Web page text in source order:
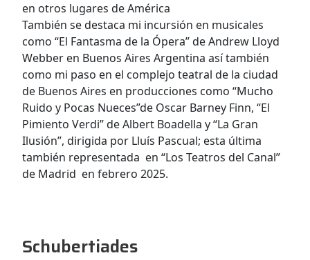
en otros lugares de América
También se destaca mi incursión en musicales
como “El Fantasma de la Ópera” de Andrew Lloyd
Webber en Buenos Aires Argentina así también
como mi paso en el complejo teatral de la ciudad
de Buenos Aires en producciones como “Mucho
Ruido y Pocas Nueces”de Oscar Barney Finn, “El
Pimiento Verdi” de Albert Boadella y “La Gran
Ilusión”, dirigida por Lluís Pascual; esta última
también representada en “Los Teatros del Canal”
de Madrid en febrero 2025.
Schubertiades